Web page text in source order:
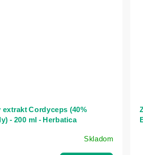
extrakt Cordyceps (40%
- 200 ml - Herbatica
Skladom